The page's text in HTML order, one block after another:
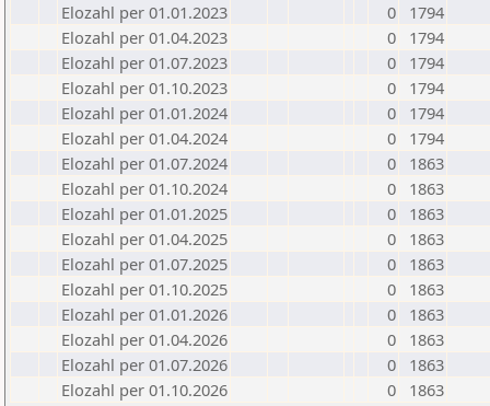
Elozahl per 01.01.2023
0
1794
Elozahl per 01.04.2023
0
1794
Elozahl per 01.07.2023
0
1794
Elozahl per 01.10.2023
0
1794
Elozahl per 01.01.2024
0
1794
Elozahl per 01.04.2024
0
1794
Elozahl per 01.07.2024
0
1863
Elozahl per 01.10.2024
0
1863
Elozahl per 01.01.2025
0
1863
Elozahl per 01.04.2025
0
1863
Elozahl per 01.07.2025
0
1863
Elozahl per 01.10.2025
0
1863
Elozahl per 01.01.2026
0
1863
Elozahl per 01.04.2026
0
1863
Elozahl per 01.07.2026
0
1863
Elozahl per 01.10.2026
0 1863